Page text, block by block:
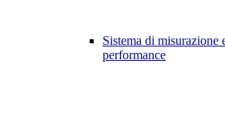
Sistema di misurazione
performance